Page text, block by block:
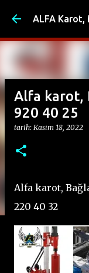
ALFA Karot,
Alfa karot,
920 40 25
tarih: Kasım 18, 2022
Alfa karot,
220 40 32